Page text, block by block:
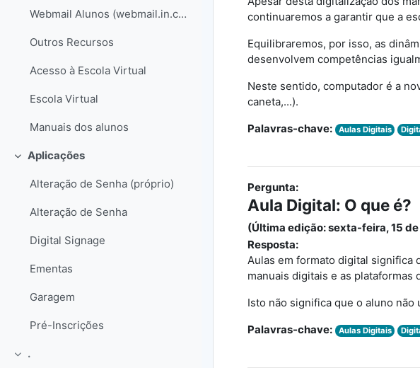
Webmail Alunos (webmail.in.cscm-lx.pt)
Outros Recursos
Acesso à Escola Virtual
Escola Virtual
Manuais dos alunos
Contrair
Aplicações
Alteração de Senha (próprio)
Alteração de Senha
Digital Signage
Ementas
Garagem
Pré-Inscrições
Contrair
.
continuaremos a garantir que a
Equilibraremos, por isso, as
desenvolvem competências
Neste sentido, computador é a
caneta,...).
Palavras-chave:
Aulas Digitais
Pergunta:
Aula Digital: O que é?
(Última edição: sexta-feira, 15
Resposta:
Aulas em formato digital significa
manuais digitais e as plataformas
Isto não significa que o aluno
Palavras-chave:
Aulas Digitais